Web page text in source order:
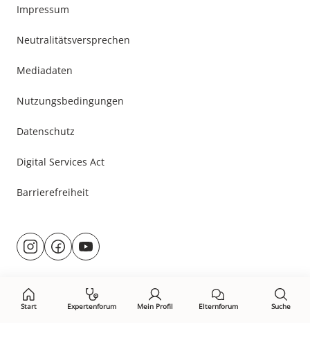
Start Expertenforum Mein Profil Elternforum Suche
Impressum
Neutralitätsversprechen
Mediadaten
Nutzungsbedingungen
Datenschutz
Digital Services Act
Barrierefreiheit
Besuche
uns@rund.ums.baby
facebook.com/rundumsbaby.de
youtube.com/@rundumsbaby_